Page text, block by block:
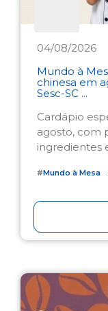
04/08/2026
Mundo à
chinesa em
Sesc-SC ...
Cardápio
agosto, com
ingredientes
#Mundo à Mesa